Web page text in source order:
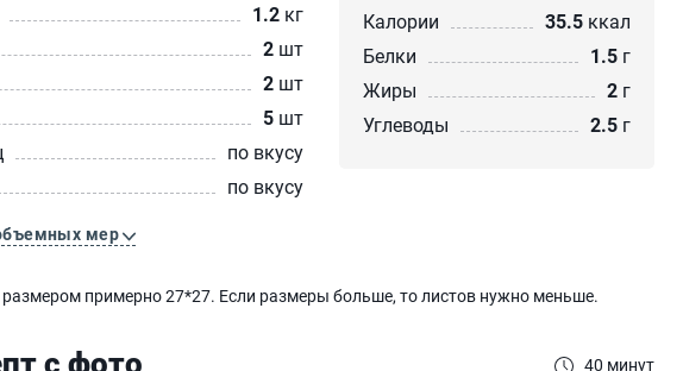
1.2 кг
2 шт
2 шт
5 шт
по вкусу
по вкусу
мер
Калории 35.5 ккал
Белки
1.5 г
Жиры
2 г
Углеводы
2.5 г
примерно 27*27. Если размеры больше, то листов нужно меньше.
40 минут